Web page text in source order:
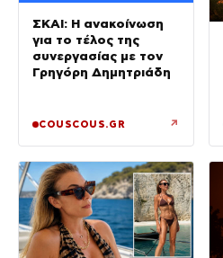
ΣΚΑΙ: Η ανακοίνωση
για το τέλος της
συνεργασίας με τον
Γρηγόρη Δημητριάδη
COUSCOUS.GR ↗